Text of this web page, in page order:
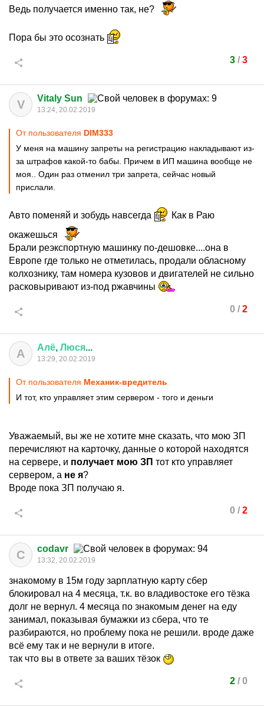
Ведь получается именно так, не?
Пора бы это осознать
3/ 3
V Vitaly Sun
13:24, 20.02.2019
От пользователя DIM333
У меня на машину запреты на регистрацию накладывают из-
за штрафов какой-то бабы. Причем в ИП машина вообще не
моя.. Один раз отменил три запрета, сейчас новый
прислали.
Авто поменяй и зобудь навсегда
Как в Раю
окажешься
Брали реэкспортную машинку по-дешовке....она в
Европе где только не отметилась, продали обласному
колхознику, там номера кузовов и двигателей не сильно
расковыривают из-под ржавчины
0 / 2
А Алё, Люся...
13:29, 20.02.2019
От пользователя Механик-вредитель
И тот, кто управляет этим сервером - того и деньги
Уважаемый, вы же не хотите мне сказать, что мою ЗП
перечисляют на карточку, данные о которой находятся
на сервере, и получает мою ЗП тот кто управляет
сервером, а не я?
Вроде пока ЗП получаю я.
0 / 2
C codavr
13:32, 20.02.2019
знакомому в 15м году зарплатную карту сбер
блокировал на 4 месяца, т.к. во владивостоке его тёзка
долг не вернул. 4 месяца по знакомым денег на еду
занимал, показывая бумажки из сбера, что те
разбираются, но проблему пока не решили. вроде даже
всё ему так и не вернули в итоге.
так что вы в ответе за ваших тёзок
2/ 0